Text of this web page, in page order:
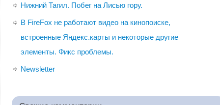
Нижний Тагил. Побег на Лисью гору.
В FireFox не работают видео на кинопоиске,
встроенные Яндекс.карты и некоторые другие
элементы. Фикс проблемы.
Newsletter